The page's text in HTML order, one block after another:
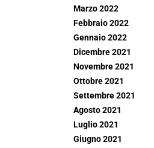
Marzo 2022
Febbraio 2022
Gennaio 2022
Dicembre 2021
Novembre 2021
Ottobre 2021
Settembre 2021
Agosto 2021
Luglio 2021
Giugno 2021